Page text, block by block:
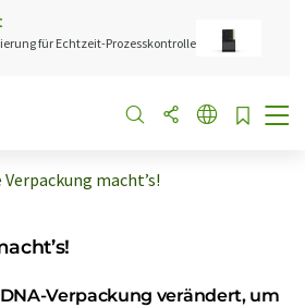
für Echtzeit-Prozesskontrolle
Verpackung macht’s!
Verpackung verändert, um